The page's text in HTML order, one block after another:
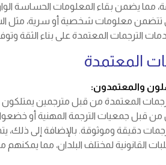
مما يضمن بقاء المعلومات الحساسة
تتضمن معلومات شخصية أو سرية، مثل
الترجمات المعتمدة على بناء الثقة
المعتمدة
والمعتمدون:
المعتمدة من قبل مترجمين يمتلكون
قبل جمعيات الترجمة المهنية أو
دقيقة وموثوقة. بالإضافة إلى ذلك،
القانونية لمختلف البلدان، مما يمكنهم